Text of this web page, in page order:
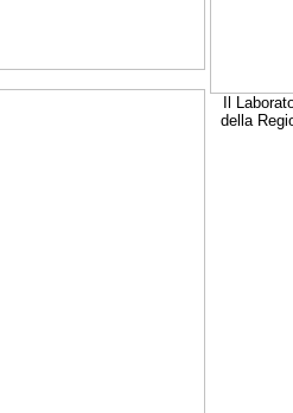
Il
della